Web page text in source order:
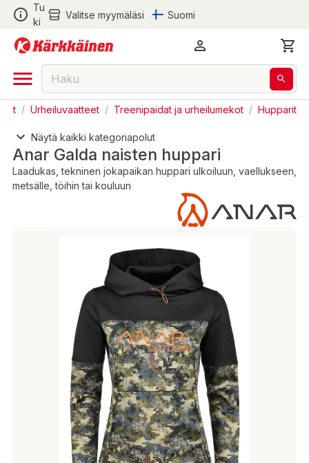
Tu
ki
Valitse myymäläsi Suomi
/ Urheiluvaatteet / Treenipaidat ja urheilumekot / Hupparit
Näytä kaikki kategoriapolut
Anar Galda naisten huppari
Laadukas, tekninen jokapaikan huppari ulkoiluun, vaellukseen,
metsälle, töihin tai kouluun